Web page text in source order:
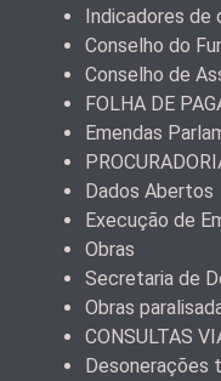
Indicadores de
Conselho do
Conselho de
FOLHA DE
Emendas
Dados Abertos
Execução de
Obras
Secretaria de
Obras
CONSULTAS
Desonerações